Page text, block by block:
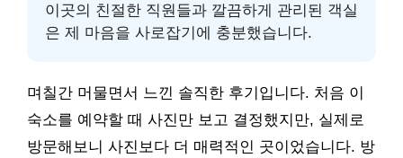
이곳의 친절한 직원들과 깔끔하게 관리된 객실
은 제 마음을 사로잡기에 충분했습니다.
며칠간 머물면서 느낀 솔직한 후기입니다. 처음 이
숙소를 예약할 때 사진만 보고 결정했지만, 실제로
방문해보니 사진보다 더 매력적인 곳이었습니다. 방